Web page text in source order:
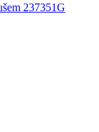
237351G